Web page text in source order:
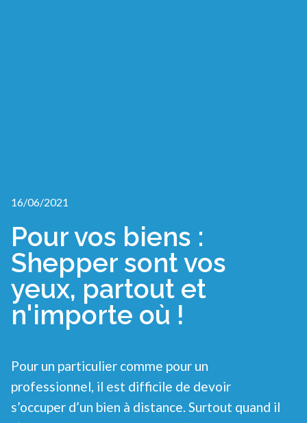
16/06/2021
Pour vos biens :
Shepper sont vos
yeux, partout et
n'importe où !
Pour un particulier comme pour un
professionnel, il est difficile de devoir
s’occuper d’un bien à distance. Surtout quand il